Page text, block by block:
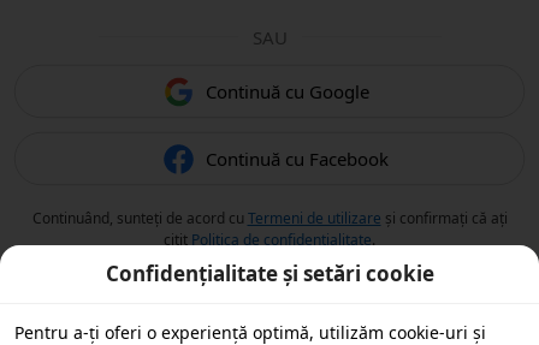
SAU
Continuă cu Google
Continuă cu Facebook
Continuând, sunteți de acord cu Termeni de utilizare și confirmați că ați
citit Politica de confidențialitate.
Confidențialitate și setări cookie
Pentru a-ți oferi o experiență optimă, utilizăm cookie-uri și